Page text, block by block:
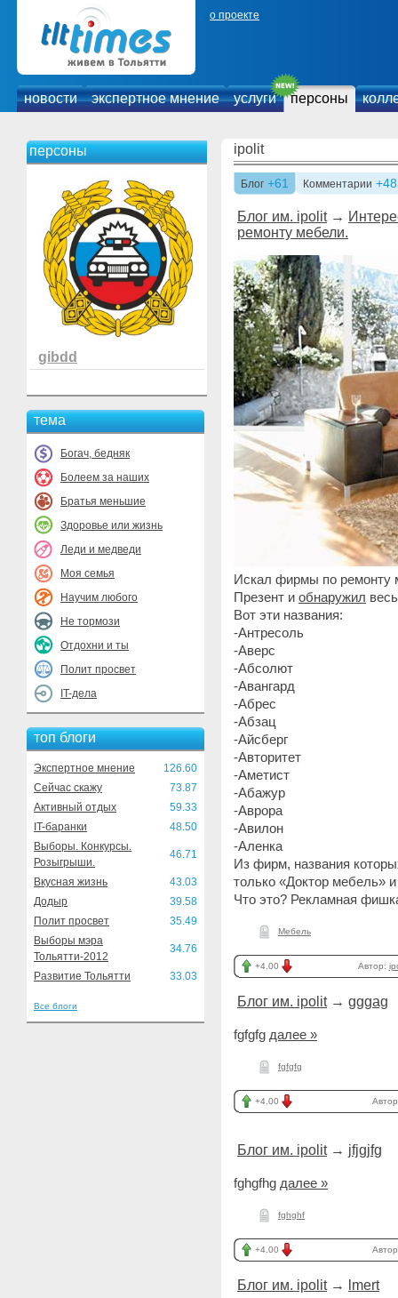
о проекте
новости экспертное мнение услуги персоны
персоны
gibdd
тема
Богач, бедняк
Болеем за наших
Братья меньшие
Здоровье или жизнь
Леди и медведи
Моя семья
Научим любого
Не тормози
Отдохни и ты
Полит просвет
IT-дела
топ блоги
Экспертное мнение
126.60
Сейчас скажу
73.87
Активный отдых
59.33
IT-баранки
48.50
Выборы. Конкурсы.
Розыгрыши.
46.71
Вкусная жизнь
43.03
Додыр
39.58
Полит просвет
35.49
Выборы мэра
Тольятти-2012
34.76
Развитие Тольятти 33.03
Все блоги
ipolit
Блог +61 Комментарии
Блог им. ipolit→
ремонту мебели.
Искал фирмы по ремонту
Презент и обнаружил
Вот эти названия:
-Антресоль
-Аверс
-Абсолют
-Авангард
-Абрес
-Абзац
-Айсберг
-Авторитет
-Аметист
-Абажур
-Аврора
-Авилон
-Аленка
Из фирм, названия
только «Доктор мебель»
Что это? Рекламная
Мебель
+4.00 Автор:
Блог им. ipolit→ gggag
fgfgfg далее »
fgfgfg
+4.00
Блог им. ipolit→ jfjgjfg
fghgfhg далее »
fghghf
+4.00
Блог им. ipolit→ lmert